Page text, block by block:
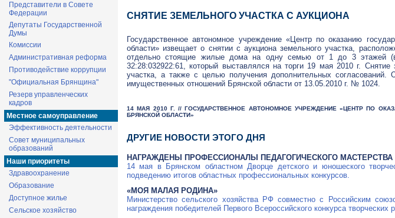
Представители в Совете
Федерации
Депутаты Государственной
Думы
Комиссии
Административная реформа
Противодействие коррупции
"Официальная Брянщина"
Резерв управленческих
кадров
Местное самоуправление
Эффективность деятельности
Совет муниципальных
образований
Наши приоритеты
Здравоохранение
Образование
Доступное жилье
Сельское хозяйство
СНЯТИЕ ЗЕМЕЛЬНОГО УЧАСТКА С АУКЦИОНА
Государственное автономное учреждение «Центр по оказанию
области» извещает о снятии с аукциона земельного участка,
отдельно стоящие жилые дома на одну семью от 1 до 3 этажей
32:28:032922:61, который выставлялся на торги 19 мая 2010 г.
участка, а также с целью получения дополнительных
имущественных отношений Брянской области от 13.05.2010 г. № 1024.
14 МАЯ 2010 Г. // ГОСУДАРСТВЕННОЕ АВТОНОМНОЕ УЧРЕЖДЕНИЕ «ЦЕНТР ПО
БРЯНСКОЙ ОБЛАСТИ»
ДРУГИЕ НОВОСТИ ЭТОГО ДНЯ
НАГРАЖДЕНЫ ПРОФЕССИОНАЛЫ ПЕДАГОГИЧЕСКОГО МАСТЕРСТВА
14 мая в Брянском областном Дворце детского и юношеского
подведению итогов областных профессиональных конкурсов.
«МОЯ МАЛАЯ РОДИНА»
Министерство сельского хозяйства РФ совместно с Российским
награждения победителей Первого Всероссийского конкурса